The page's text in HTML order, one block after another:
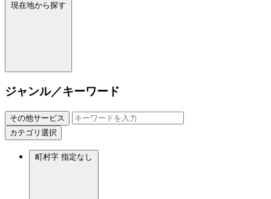
現在地から探す
ジャンル／キーワード
その他サービス
カテゴリ選択
町村字 指定なし